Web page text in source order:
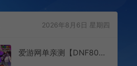
2026年8月6日 星期四
爱游网单亲测【DNF80镇魂曲】单机版 怀旧UI 徽章镶嵌 缔造者职业 鬼泣吉格等复古设定 带GM PVF 虚拟机一键端 视频安装教学